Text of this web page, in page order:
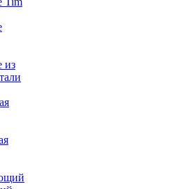
из